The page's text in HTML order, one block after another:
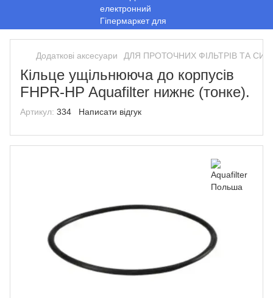
Додаткові аксесуари ДЛЯ ПРОТОЧНИХ ФІЛЬТРІВ ТА
Кільце ущільнююча до корпусів
FHPR-HP Aquafilter нижнє (тонке).
Артикул: 334 Написати відгук